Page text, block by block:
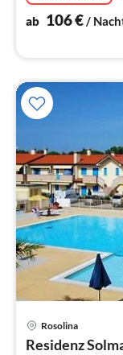
ab 106€ /
Rosolina
Residenz